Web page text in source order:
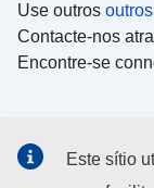
Use outros
Contacte-nos
Encontre-se
Este sítio